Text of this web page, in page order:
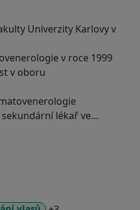
Univerzity Karlovy v
v roce 1999
v oboru
lékař ve
praxi Kožní
4-Lhotka
na dermatovenerologické
VFN